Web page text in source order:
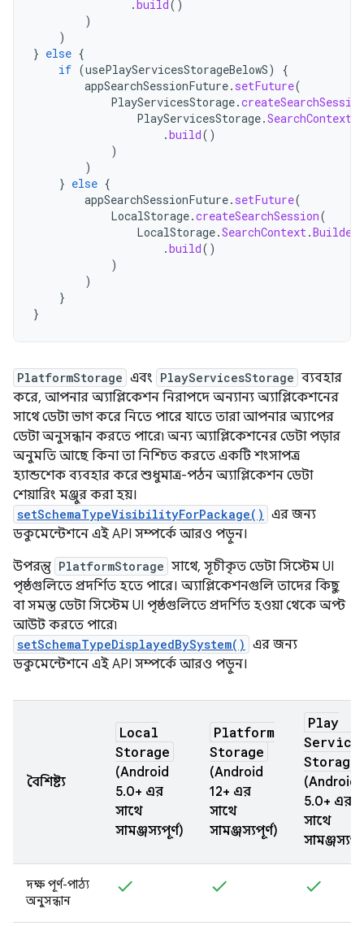
.build()
)
)
} else {
if (usePlayServicesStorageBelowS)
{
appSearchSessionFuture. setFuture(
PlayServicesStorage.createSearchSession
PlayServicesStorage.SearchContext
.build()
)
)
} else {
appSearchSessionFuture. setFuture(
LocalStorage.createSearchSession(
LocalStorage.SearchContext.Builder
.build()
)
)
}
}
PlatformStorage এবং PlayServicesStorage ব্যবহার
করে, আপনার অ্যাপ্লিকেশন নিরাপদে অন্যান্য অ্যাপ্লিকেশনের
সাথে ডেটা ভাগ করে নিতে পারে যাতে তারা আপনার অ্যাপের
ডেটা অনুসন্ধান করতে পারে৷ অন্য অ্যাপ্লিকেশনের ডেটা পড়ার
অনুমতি আছে কিনা তা নিশ্চিত করতে একটি শংসাপত্র
হ্যান্ডশেক ব্যবহার করে শুধুমাত্র-পঠন অ্যাপ্লিকেশন ডেটা
শেয়ারিং মঞ্জুর করা হয়।
setSchemaTypeVisibilityForPackage() এর জন্য
ডকুমেন্টেশনে এই API সম্পর্কে আরও পড়ুন।
উপরন্তু PlatformStorage সাথে, সূচীকৃত ডেটা সিস্টেম UI
পৃষ্ঠগুলিতে প্রদর্শিত হতে পারে। অ্যাপ্লিকেশনগুলি তাদের কিছু
বা সমস্ত ডেটা সিস্টেম UI পৃষ্ঠগুলিতে প্রদর্শিত হওয়া থেকে অপ্ট
আউট করতে পারে৷
setSchemaTypeDisplayedBySystem() এর জন্য
ডকুমেন্টেশনে এই API সম্পর্কে আরও পড়ুন।
বৈশিষ্ট্য
Local
Storage
(Android
5.0+ এর
সাথে
সামঞ্জস্যপূর্ণ)
Platform
Storage
(Android
12+ এর
সাথে
সামঞ্জস্যপূর্ণ)
Play
Storage
(Android
5.0+ এর
সাথে
দক্ষ পূর্ণ-পাঠ্য
অনুসন্ধান